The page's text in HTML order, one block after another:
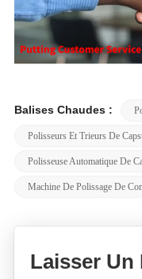
Balises Chaudes :
Polisseurs Et Trieurs De
Polisseuse Automatique De
Machine De Polissage De
Laisser Un